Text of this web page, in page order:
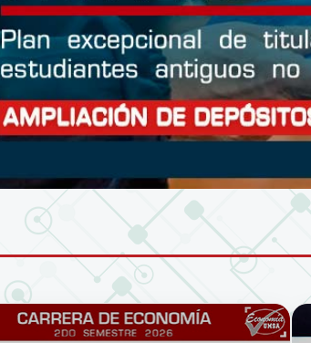
A LA RED WIFI DE LA UMSA